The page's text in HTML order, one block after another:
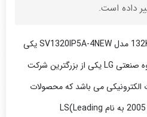
داده است.
اینورتر LS سری IP5A سه فاز 132KW مدل SV1320IP5A-4NEW یکی
LGیکی از بزرگترین شرکت
الکترونیکی می باشد که محصولات
LS(Leading